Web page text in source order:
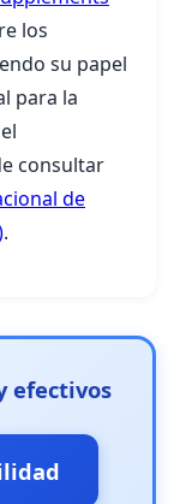
los
su papel
para la
consultar
de
.
efectivos